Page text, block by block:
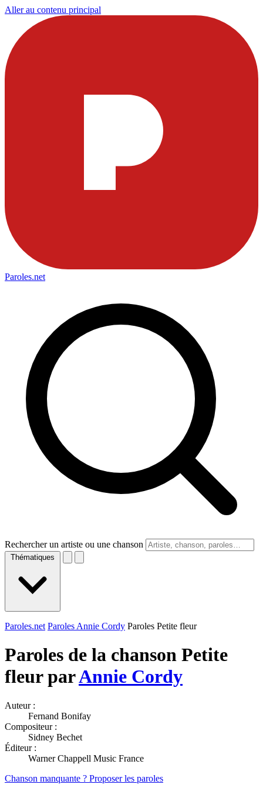
Aller au contenu principal
Paroles.net
Rechercher un artiste ou une chanson
Thématiques
Paroles.net Paroles Annie Cordy Paroles Petite fleur
Paroles de la chanson Petite
fleur parAnnie Cordy
Auteur :
Fernand Bonifay
Compositeur :
Sidney Bechet
Éditeur :
Warner Chappell Music France
Chanson manquante ? Proposer les paroles